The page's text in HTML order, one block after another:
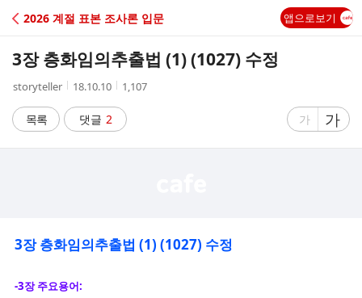
C
A
2026 계절 표본 조사론 입문 앱으로보기
3장 층화임의추출법 (1) (1027) 수정
작
자
storyteller
작
시
간
18.10.10
조
수
1,107
목록 댓글 2
글
가
글
자
가
3장 층화임의추출법 (1) (1027) 수정
-3장 주요용어: